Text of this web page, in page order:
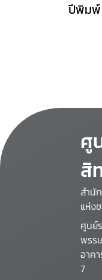
ปีพิมพ์
ศู
สิ
สำนั
แห่ง
ศูนย์
พรร
อาค
7